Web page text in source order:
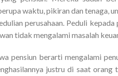
waktu, pikiran dan tenaga,
perusahaan. Peduli
tidak mengalami masalah
pensiun berarti mengalami
justru di saat orang